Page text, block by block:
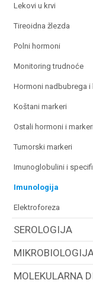
lekovi u krvi
tireoidna žlezda
polni hormoni
monitoring trudnoće
hormoni nadbubrega
koštani markeri
ostali hormoni i markeri
tumorski markeri
imunoglobulini i
imunologija
elektroforeza
SEROLOGIJA
MOLEKULARNA